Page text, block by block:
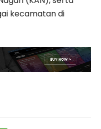
kecamatan di